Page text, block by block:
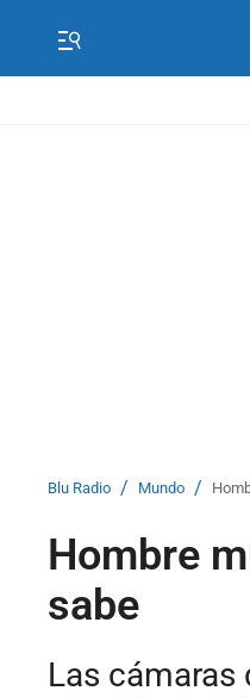
Blu Radio / Mundo /
Hombre
sabe
Las cámaras